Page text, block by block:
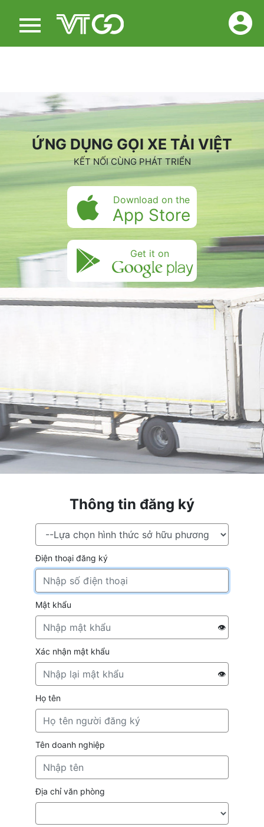
ỨNG DỤNG GỌI XE TẢI VIỆT
KẾT NỐI CÙNG PHÁT TRIỂN
Download on the
App Store
Get it on
Thông tin đăng ký
Điện thoại đăng ký
Mật khẩu
👁
Xác nhận mật khẩu
👁
Họ tên
Tên doanh nghiệp
Địa chỉ văn phòng